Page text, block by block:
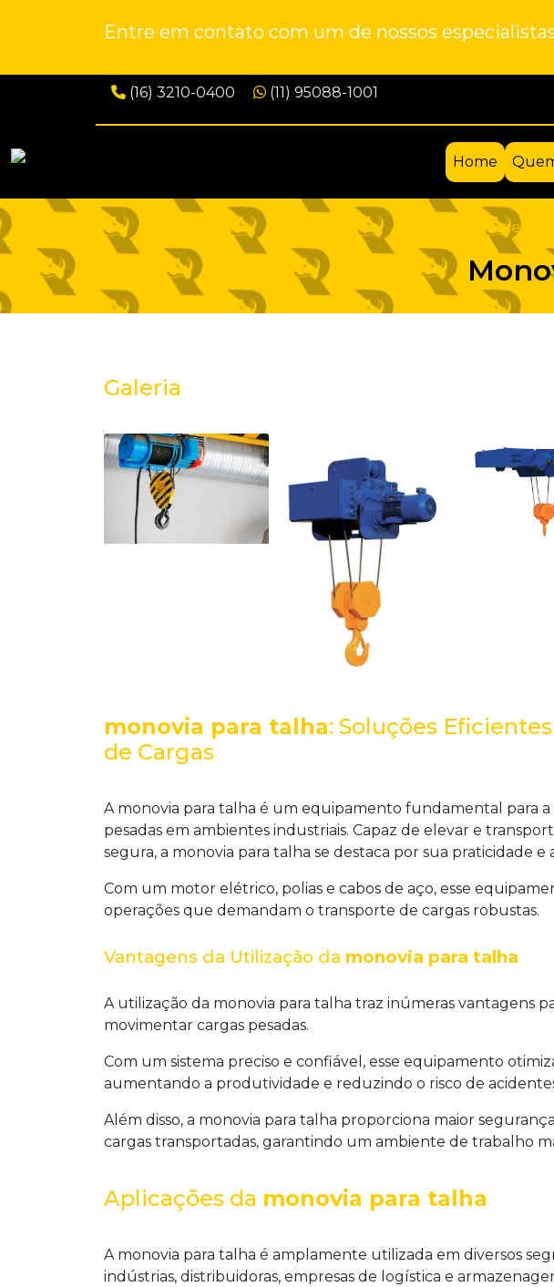
Entre em contato com um de nossos
(16) 3210-0400 (11) 95088-1001
Home
Home
Galeria
monovia para talha: Soluções
de Cargas
A monovia para talha é um equipamento fundamental para a
pesadas em ambientes industriais. Capaz de elevar e
segura, a monovia para talha se destaca por sua praticidade
Com um motor elétrico, polias e cabos de aço, esse
operações que demandam o transporte de cargas robustas.
Vantagens da Utilização da monovia para talha
A utilização da monovia para talha traz inúmeras vantagens
movimentar cargas pesadas.
Com um sistema preciso e confiável, esse equipamento
aumentando a produtividade e reduzindo o risco de
Além disso, a monovia para talha proporciona maior
cargas transportadas, garantindo um ambiente de trabalho
Aplicações da monovia para talha
A monovia para talha é amplamente utilizada em diversos
indústrias, distribuidoras, empresas de logística e